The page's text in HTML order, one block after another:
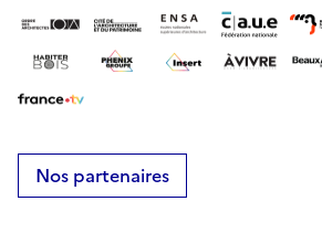
Nos partenaires